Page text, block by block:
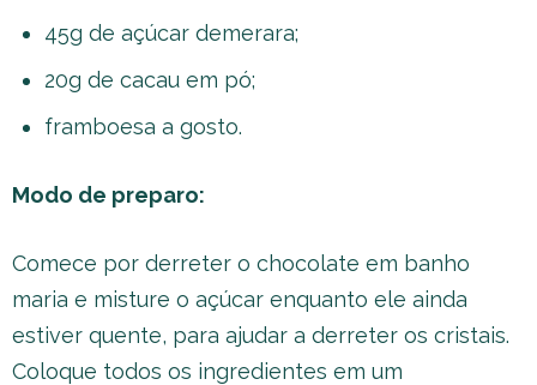
45g de açúcar demerara;
20g de cacau em pó;
framboesa a gosto.
Modo de preparo:
Comece por derreter o chocolate em banho
maria e misture o açúcar enquanto ele ainda
estiver quente, para ajudar a derreter os cristais.
Coloque todos os ingredientes em um